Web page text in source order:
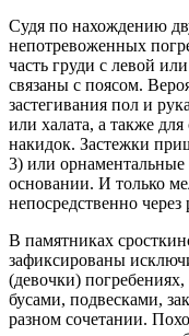
Судя по нахождению
непотревоженных
часть груди с левой
связаны с поясом.
застегивания пол и
или халата, а также
накидок. Застежки
3) или орнаментальные
основании. И только
непосредственно
В памятниках
зафиксированы
(девочки)
бусами, подвесками,
разном сочетании.